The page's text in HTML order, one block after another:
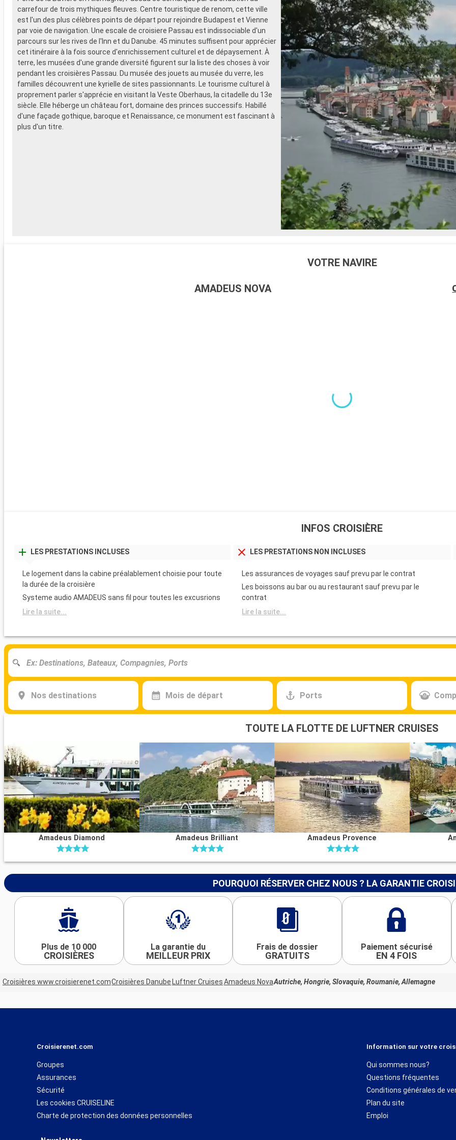
carrefour de trois mythiques fleuves. Centre touristique de renom, cette ville
est l'un des plus célèbres points de départ pour rejoindre Budapest et Vienne
par voie de navigation. Une escale de croisiere Passau est indissociable d'un
parcours sur les rives de l'Inn et du Danube. 45 minutes suffisent pour apprécier
cet itinéraire à la fois source d'enrichissement culturel et de dépaysement. À
terre, les musées d'une grande diversité figurent sur la liste des choses à voir
pendant les croisières Passau. Du musée des jouets au musée du verre, les
familles découvrent une kyrielle de sites passionnants. Le tourisme culturel à
proprement parler s'apprécie en visitant la Veste Oberhaus, la citadelle du 13e
siècle. Elle héberge un château fort, domaine des princes successifs. Habillé
d'une façade gothique, baroque et Renaissance, ce monument est fascinant à
plus d'un titre.
VOTRE NAVIRE
AMADEUS NOVA
INFOS CROISIÈRE
LES PRESTATIONS INCLUSES
Le logement dans la cabine préalablement choisie pour toute
la durée de la croisière
Systeme audio AMADEUS sans fil pour toutes les excusrions
Lire la suite...
LES PRESTATIONS NON INCLUSES
Les assurances de voyages sauf prevu par le contrat
Les boissons au bar ou au restaurant sauf prevu par le
contrat
Lire la suite...
Nos destinations Mois de départ Ports
TOUTE LA FLOTTE DE LUFTNER CRUISES
Amadeus Diamond Amadeus Brilliant Amadeus Provence
POURQUOI RÉSERVER CHEZ NOUS ? LA GARANTIE
Plus de 10 000
CROISIÈRES
La garantie du
MEILLEUR PRIX
Frais de dossier
GRATUITS
Paiement sécurisé
EN 4 FOIS
Croisières www.croisierenet.comCroisières Danube Luftner CruisesAmadeus NovaAutriche, Hongrie, Slovaquie, Roumanie, Allemagne
Croisierenet.com
Groupes
Assurances
Sécurité
Les cookies CRUISELINE
Charte de protection des données personnelles
Information sur votre
Qui sommes nous?
Questions fréquentes
Conditions générales de
Plan du site
Emploi